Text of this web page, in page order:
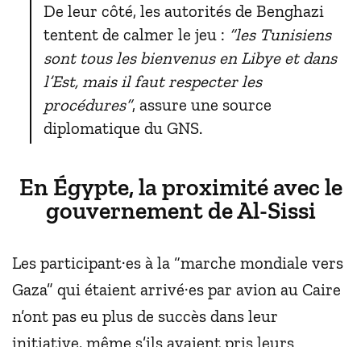
De leur côté, les autorités de Benghazi
tentent de calmer le jeu : “les Tunisiens
sont tous les bienvenus en Libye et dans
l’Est, mais il faut respecter les
procédures”, assure une source
diplomatique du GNS.
En Égypte, la proximité avec le
gouvernement de Al-Sissi
Les participant·es à la “marche mondiale vers
Gaza” qui étaient arrivé·es par avion au Caire
n’ont pas eu plus de succès dans leur
initiative, même s’ils avaient pris leurs